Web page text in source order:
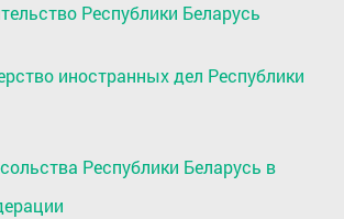
Республики Беларусь
иностранных дел Республики
Республики Беларусь в